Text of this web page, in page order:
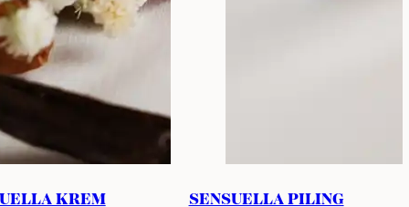
KREM SENSUELLA PILING
Kandidu vulve najčešće uzrokuje gljivica